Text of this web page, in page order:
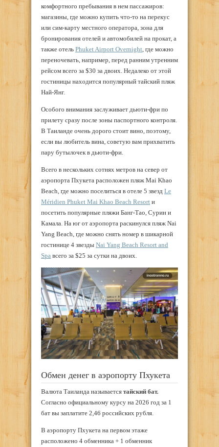
комфортного пребывания в нем пассажиров:
магазины, где можно купить что-то на перекус
или сим-карту местного оператора, зона для
бронирования отелей и автомобилей на прокат, а
также отель Phuket Airport Overnight, где можно
переночевать, например, перед ранним утренним
рейсом всего за $30 за двоих. Недалеко от этой
гостиницы находится популярный тайский пляж
Най-Янг.
Особого внимания заслуживает дьюти-фри по
прилету сразу после зоны паспортного контроля.
В Таиланде очень дорого стоит вино, поэтому,
если вы любитель вина, советую вам прихватить
пару бутылочек в дьюти-фри.
Всего в нескольких сотнях метров на север от
аэропорта Пхукета расположен пляж Mai Khao
Beach, где можно поселиться в отеле 5 звезд Le
Méridien Phuket Mai Khao Beach Resort и
посетить популярные пляжи Банг-Тао, Сурин и
Камала. На юг от аэропорта раскинулся пляж Nai
Yang Beach, где можно снять номер в шикарной
гостинице 4 звезды Nai Yang Beach Resort and
Spa всего за $25 за сутки на двоих.
Обмен денег в аэропорту Пхукета
Валюта Таиланда называется тайский бат.
Согласно официальному курсу на 2026 год за 1
бат вы заплатите 2,46 российских рубля.
В аэропорту Пхукета на первом этаже
расположено 4 обменника + 1 обменник